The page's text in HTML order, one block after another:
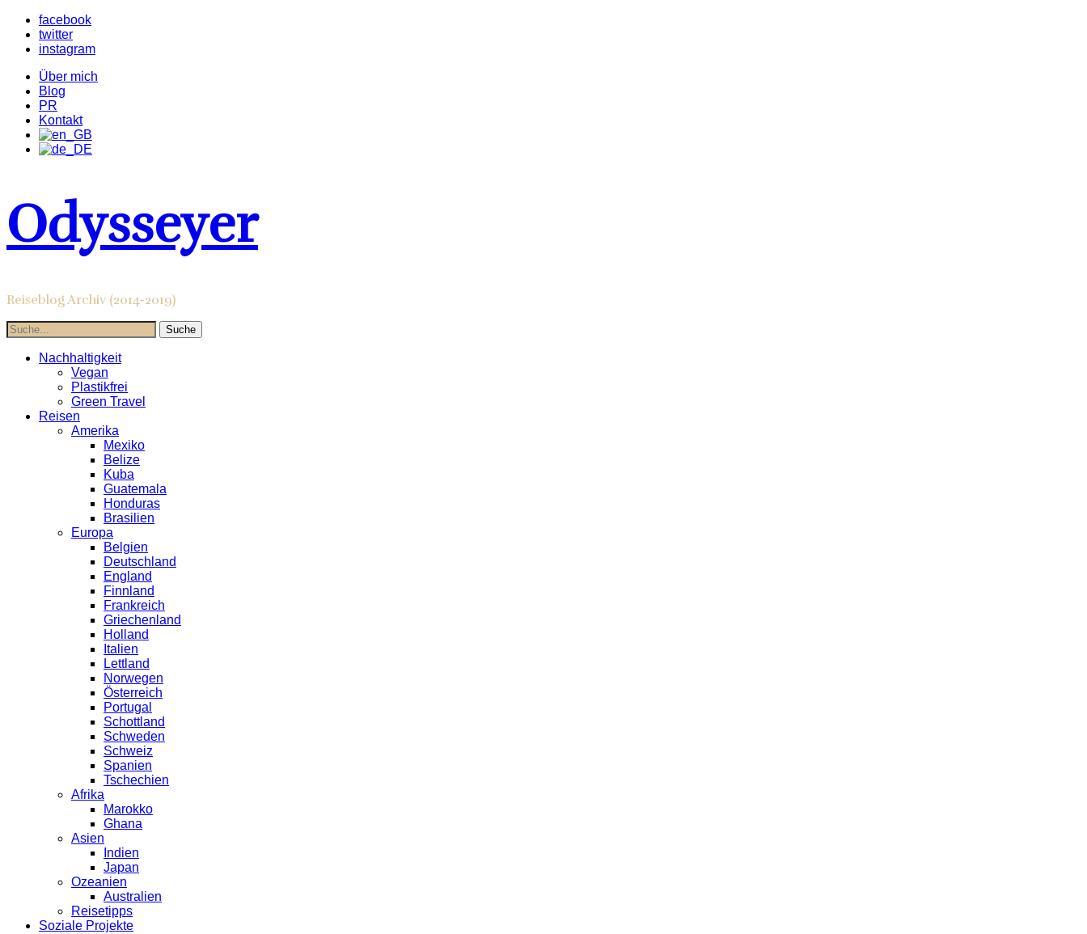
facebook
twitter
instagram
Über mich
Blog
PR
Kontakt
Odysseyer
Reiseblog Archiv (2014-2019)
Nachhaltigkeit
Vegan
Plastikfrei
Green Travel
Reisen
Amerika
Mexiko
Belize
Kuba
Guatemala
Honduras
Brasilien
Europa
Belgien
Deutschland
England
Finnland
Frankreich
Griechenland
Holland
Italien
Lettland
Norwegen
Österreich
Portugal
Schottland
Schweden
Schweiz
Spanien
Tschechien
Afrika
Marokko
Ghana
Asien
Indien
Japan
Ozeanien
Australien
Reisetipps
Soziale Projekte